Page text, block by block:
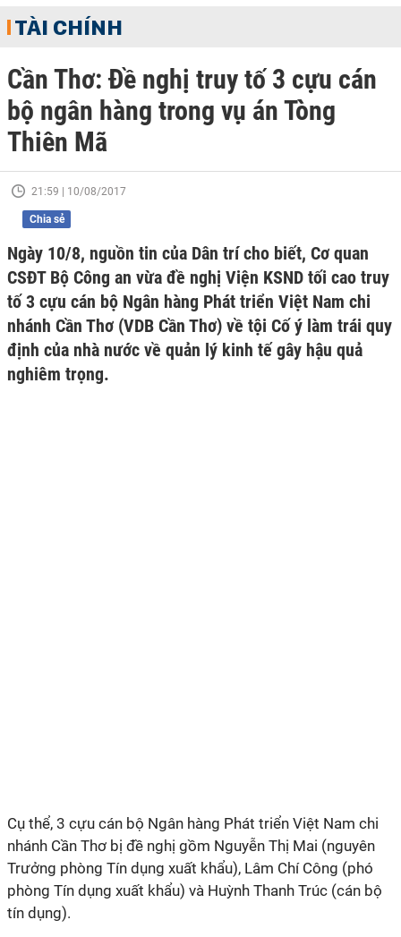
TÀI CHÍNH
Cần Thơ: Đề nghị truy tố 3 cựu cán
bộ ngân hàng trong vụ án Tòng
Thiên Mã
21:59 | 10/08/2017
Chia sẻ
Ngày 10/8, nguồn tin của Dân trí cho biết, Cơ quan
CSĐT Bộ Công an vừa đề nghị Viện KSND tối cao truy
tố 3 cựu cán bộ Ngân hàng Phát triển Việt Nam chi
nhánh Cần Thơ (VDB Cần Thơ) về tội Cố ý làm trái quy
định của nhà nước về quản lý kinh tế gây hậu quả
nghiêm trọng.
Cụ thể, 3 cựu cán bộ Ngân hàng Phát triển Việt Nam chi
nhánh Cần Thơ bị đề nghị gồm Nguyễn Thị Mai (nguyên
Trưởng phòng Tín dụng xuất khẩu), Lâm Chí Công (phó
phòng Tín dụng xuất khẩu) và Huỳnh Thanh Trúc (cán bộ
tín dụng).